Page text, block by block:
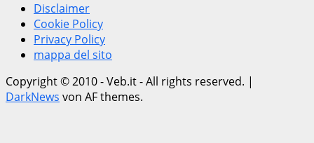
Disclaimer
Cookie Policy
Privacy Policy
mappa del sito
Copyright © 2010 - Veb.it - All rights reserved. |
DarkNews von AF themes.